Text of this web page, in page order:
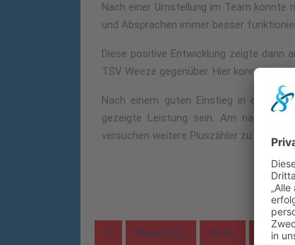
Nach einer Umstellung im Team
und Absprachen immer besser
Diese positive Entwicklung zeigte dann
TSV Weeze gegenüber. Hier konnte
Nach einem guten Einstieg in die
gezeigte Leistung sein. Am nächsten
versuchen weitere Pluszähler zu
Männer LL News News